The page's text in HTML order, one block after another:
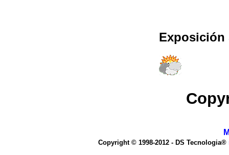
Exposición
Copyright © 1998-2012 - DS Tecnologia®